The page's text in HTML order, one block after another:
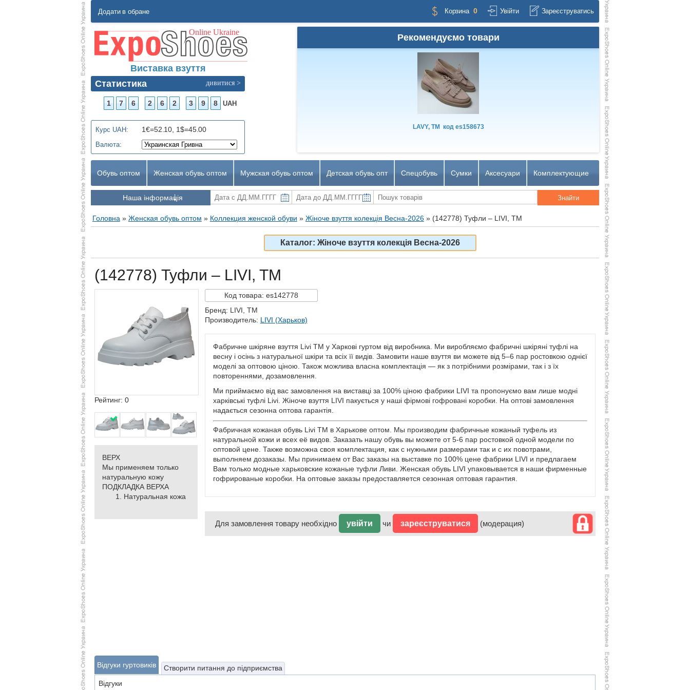
Додати в обране Корзина 0 Увійти Зареєструватись
Виставка взуття
Статистика
дивитися >
1 7 6 2 6 2 3 9 8 UAH
Курс UAH: 1€=52.10, 1$=45.00
Валюта:
Рекомендуємо товари
LAVY, TM кодes158673
Обувь оптом Женская обувь оптом Мужская обувь оптом Детская обувь опт Спецобувь Сумки Аксесуари Комплектующие
Наша інформація
Головна » Женская обувь оптом » Коллекция женской обуви » Жіноче взуття колекція Весна-2026» (142778) Туфли – LIVI, TM
Каталог: Жіноче взуття колекція Весна-2026
(142778) Туфли – LIVI, TM
Рейтинг: 0
ВЕРХ
Мы применяем только
натуральную кожу
ПОДКЛАДКА ВЕРХА
Натуральная кожа
Кодтовара: es142778
Бренд: LIVI, TM
Производитель: LIVI (Харьков)
Фабричне шкіряне взуття Livi TM у Харкові гуртом від виробника. Ми виробляємо фабричні шкіряні туфлі на
весну і осінь з натуральної шкіри та всіх її видів. Замовити наше взуття ви можете від 5–6 пар ростовкою однієї
моделі за оптовою ціною. Також можлива власна комплектація — як з потрібними розмірами, так і з їх
повтореннями, дозамовлення.
Ми приймаємо від вас замовлення на виставці за 100% ціною фабрики LIVI та пропонуємо вам лише модні
харківські туфлі Livi. Жіноче взуття LIVI пакується у наші фірмові гофровані коробки. На оптові замовлення
надається сезонна оптова гарантія.
Фабричная кожаная обувь Livi TM в Харькове оптом. Мы производим фабричные кожаный туфель из
натуральной кожи и всех её видов. Заказать нашу обувь вы можете от 5-6 пар ростовкой одной модели по
оптовой цене. Также возможна своя комплектация, как с нужными размерами так и с их повотрами,
выполняем дозаказы. Мы принимаем от Вас заказы на выставке по 100% цене фабрики LIVI и предлагаем
Вам только модные харьковские кожаные туфли Ливи. Женская обувь LIVI упаковывается в наши фирменные
гофрированые коробки. На оптовые заказы предоставляется сезонная оптовая гарантия.
Для замовлення товару необхідно увійти чи зареєструватися (модерация)
Відгуки гуртовиків
Створити питання до підприємства
Відгуки